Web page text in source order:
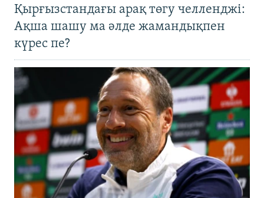
Қырғызстандағы арақ төгу челленджі:
Ақша шашу ма әлде жамандықпен
күрес пе?